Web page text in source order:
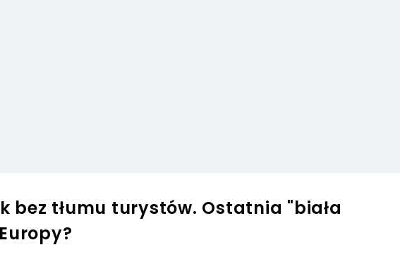
bez tłumu turystów. Ostatnia "biała